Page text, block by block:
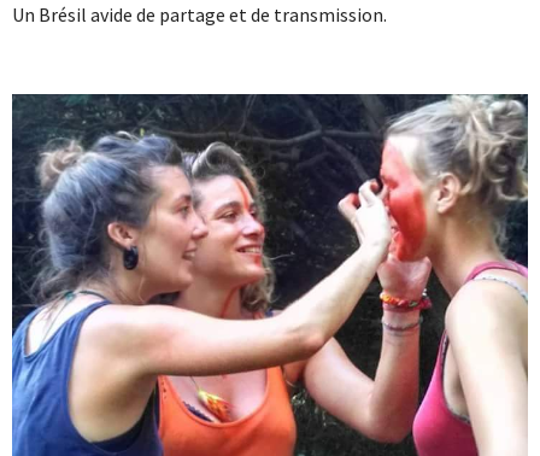
Un Brésil avide de partage et de transmission.